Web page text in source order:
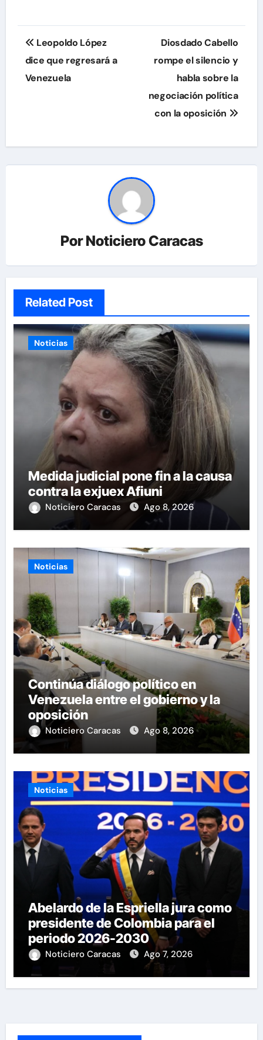
Navegación
de
entradas
Leopoldo López
dice que regresará a
Venezuela
Diosdado Cabello
rompe el silencio y
habla sobre la
negociación política
con la oposición
PorNoticiero Caracas
Related Post
Noticias
Medida judicial pone fin a la causa
contra la exjuex Afiuni
Noticiero Caracas Ago 8, 2026
Noticias
Continúa diálogo político en
Venezuela entre el gobierno y la
oposición
Noticiero Caracas Ago 8, 2026
Noticias
Abelardo de la Espriella jura como
presidente de Colombia para el
periodo 2026-2030
Noticiero Caracas Ago 7, 2026